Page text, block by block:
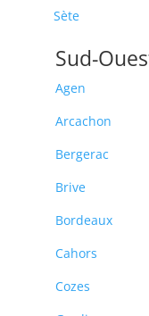
Sète
Sud-
Agen
Arcachon
Bergerac
Brive
Bordeaux
Cahors
Cozes